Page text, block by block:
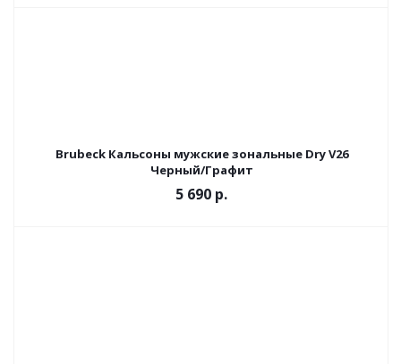
Brubeck Кальсоны мужские зональные Dry V26
Черный/Графит
5 690 р.